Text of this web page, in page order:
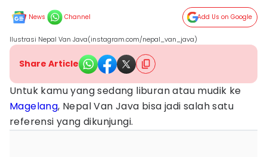
News Channel Add Us on Google
Ilustrasi Nepal Van Java(instagram.com/nepal_van_java)
Share Article
Untuk kamu yang sedang liburan atau mudik ke
Magelang, Nepal Van Java bisa jadi salah satu
referensi yang dikunjungi.